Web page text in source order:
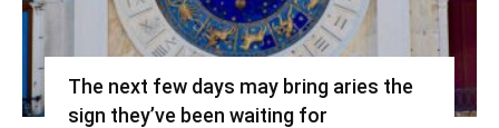
The next few days may bring aries the
sign they’ve been waiting for